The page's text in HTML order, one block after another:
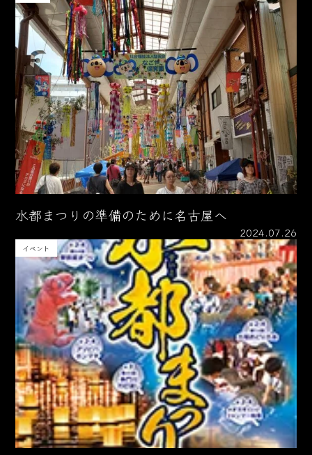
水都まつりの準備のために名古屋へ
2024.07.26
イベント